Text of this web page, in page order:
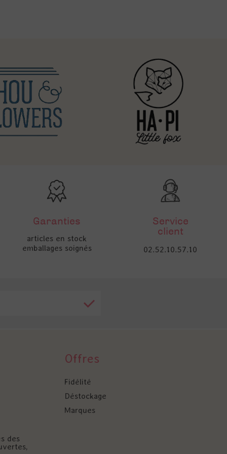
Garanties
articles en stock
emballages soignés
Service
client
02.52.10.57.10
des
Offres
Fidélité
Déstockage
Marques